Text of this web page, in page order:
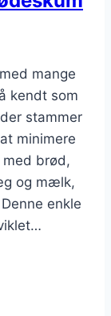
mange
kendt som
stammer
minimere
brød,
og mælk,
enkle